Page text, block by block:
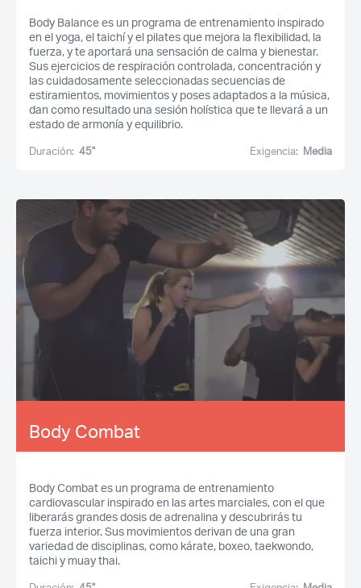
Body Balance es un programa de entrenamiento inspirado
en el yoga, el taichí y el pilates que mejora la flexibilidad, la
fuerza, y te aportará una sensación de calma y bienestar.
Sus ejercicios de respiración controlada, concentración y
las cuidadosamente seleccionadas secuencias de
estiramientos, movimientos y poses adaptados a la música,
dan como resultado una sesión holística que te llevará a un
estado de armonía y equilibrio.
Duración: 45'' Exigencia: Media
Body Combat
Body Combat es un programa de entrenamiento
cardiovascular inspirado en las artes marciales, con el que
liberarás grandes dosis de adrenalina y descubrirás tu
fuerza interior. Sus movimientos derivan de una gran
variedad de disciplinas, como kárate, boxeo, taekwondo,
taichi y muay thai.